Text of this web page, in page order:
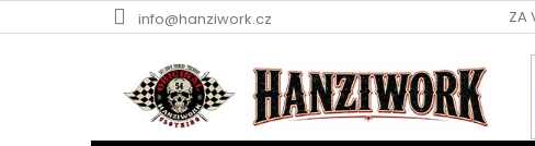
na
info@hanziwork.cz ZA